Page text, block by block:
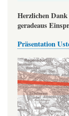
Herzlichen Dank
geradeaus
Präsentation